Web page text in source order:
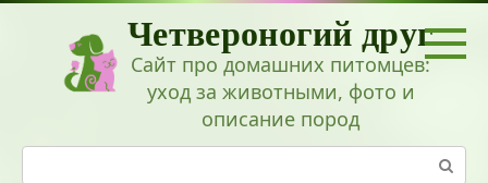
Перейти
Четвероногий друг
Сайт про домашних питомцев:
уход за животными, фото и
описание пород
Поиск: